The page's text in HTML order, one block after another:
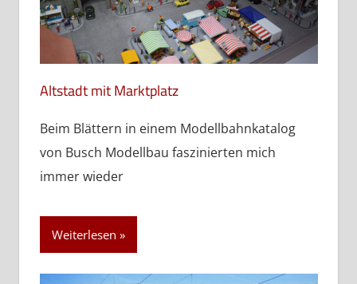
Altstadt mit Marktplatz
Beim Blättern in einem Modellbahnkatalog
von Busch Modellbau faszinierten mich
immer wieder
Weiterlesen